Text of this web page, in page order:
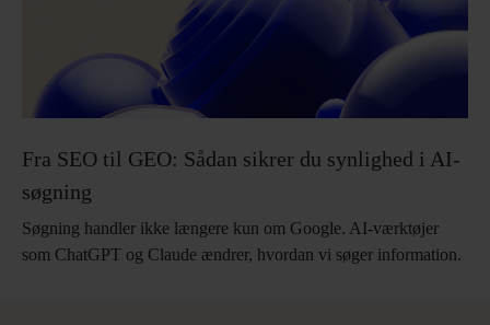
Fra SEO til GEO: Sådan sikrer du synlighed i AI-
søgning
Søgning handler ikke længere kun om Google. AI-værktøjer
som ChatGPT og Claude ændrer, hvordan vi søger information.